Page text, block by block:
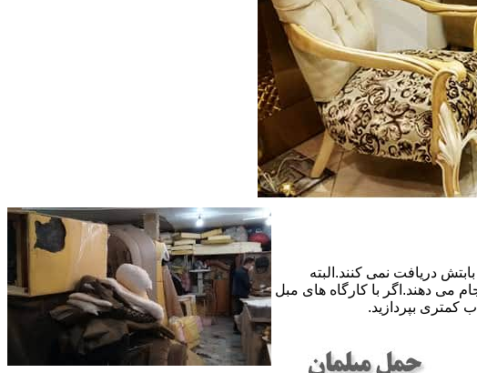
دریافت نمی کنند.البته
می دهند.اگر با کارگاه های مبل
کمتری بپردازید.